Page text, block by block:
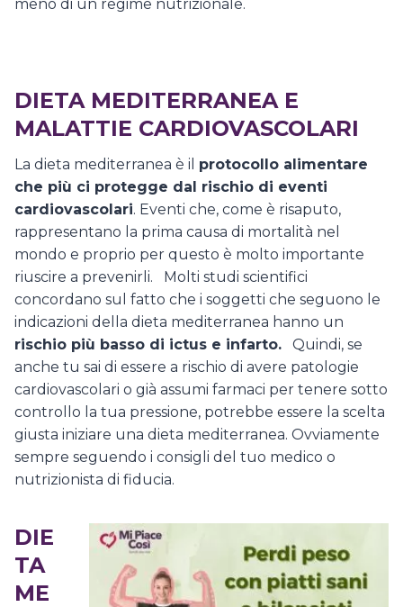
meno di un regime nutrizionale.
DIETA MEDITERRANEA E
MALATTIE CARDIOVASCOLARI
La dieta mediterranea è il protocollo alimentare
che più ci protegge dal rischio di eventi
cardiovascolari. Eventi che, come è risaputo,
rappresentano la prima causa di mortalità nel
mondo e proprio per questo è molto importante
riuscire a prevenirli. Molti studi scientifici
concordano sul fatto che i soggetti che seguono le
indicazioni della dieta mediterranea hanno un
rischio più basso di ictus e infarto. Quindi, se
anche tu sai di essere a rischio di avere patologie
cardiovascolari o già assumi farmaci per tenere sotto
controllo la tua pressione, potrebbe essere la scelta
giusta iniziare una dieta mediterranea. Ovviamente
sempre seguendo i consigli del tuo medico o
nutrizionista di fiducia.
DIE
TA
ME